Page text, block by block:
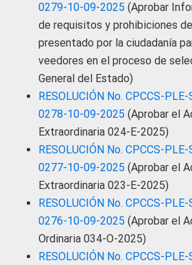
0279-10-09-2025 (Aprobar
de requisitos y prohibiciones
presentado por la ciudadanía
veedores en el proceso de
General del Estado)
RESOLUCIÓN No. CPCCS-
0278-10-09-2025 (Aprobar el
Extraordinaria 024-E-2025)
RESOLUCIÓN No. CPCCS-
0277-10-09-2025 (Aprobar el
Extraordinaria 023-E-2025)
RESOLUCIÓN No. CPCCS-
0276-10-09-2025 (Aprobar el
Ordinaria 034-O-2025)
RESOLUCIÓN No. CPCCS-